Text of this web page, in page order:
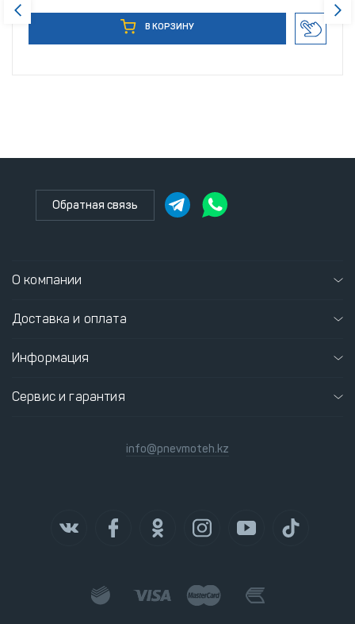
В КОРЗИНУ
Обратная связь
О компании
Доставка и оплата
Информация
Сервис и гарантия
info@pnevmoteh.kz